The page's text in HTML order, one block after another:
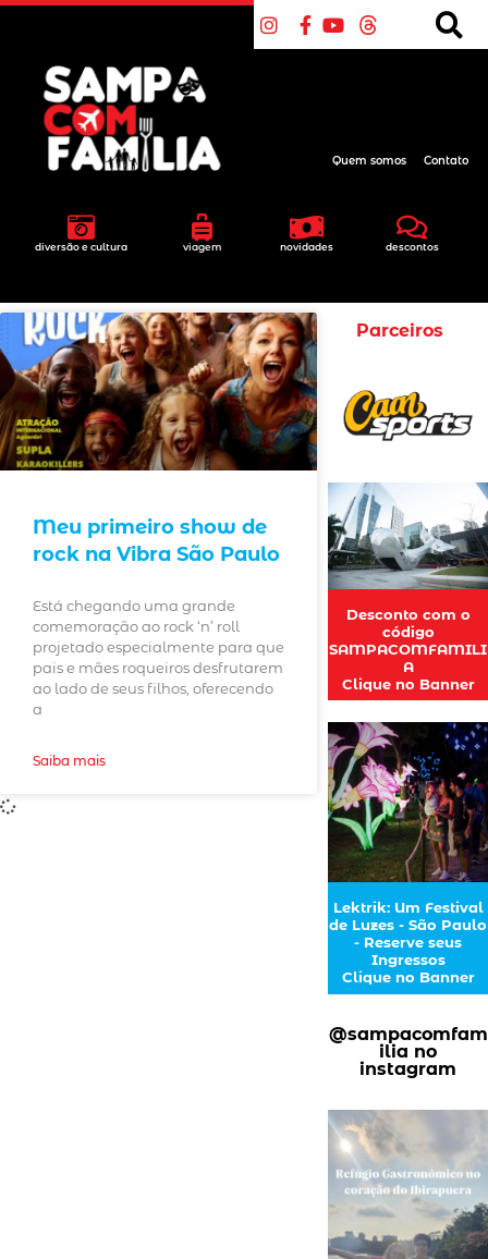
diversão e cultura viagem novidades descontos
Quem somos Contato
Meu primeiro show de
rock na Vibra São Paulo
Está chegando uma grande
comemoração ao rock ‘n’ roll
projetado especialmente para que
pais e mães roqueiros desfrutarem
ao lado de seus filhos, oferecendo
a
Saiba mais
Parceiros
Desconto com o
código
SAMPACOMFAMILI
A
Clique no Banner
Lektrik: Um Festival
de Luzes - São Paulo
- Reserve seus
Ingressos
Clique no Banner
@sampacomfam
ilia no
instagram